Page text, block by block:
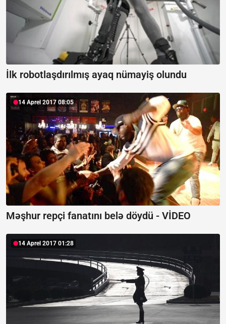
İlk robotlaşdırılmış ayaq nümayiş olundu
14 Aprel 2017 08:05
Məşhur repçi fanatını belə döydü - VİDEO
14 Aprel 2017 01:28